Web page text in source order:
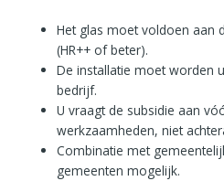
Het glas moet voldoen aan
(HR++ of beter).
De installatie moet worden
bedrijf.
U vraagt de subsidie aan
werkzaamheden, niet
Combinatie met
gemeenten mogelijk.